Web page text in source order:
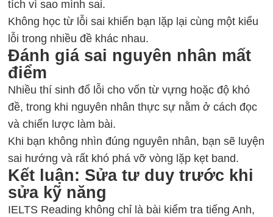
tích vì sao mình sai.
Không học từ lỗi sai khiến bạn lặp lại cùng một kiểu
lỗi trong nhiều đề khác nhau.
Đánh giá sai nguyên nhân mất
điểm
Nhiều thí sinh đổ lỗi cho vốn từ vựng hoặc độ khó
đề, trong khi nguyên nhân thực sự nằm ở cách đọc
và chiến lược làm bài.
Khi bạn không nhìn đúng nguyên nhân, bạn sẽ luyện
sai hướng và rất khó phá vỡ vòng lặp kẹt band.
Kết luận: Sửa tư duy trước khi
sửa kỹ năng
IELTS Reading không chỉ là bài kiểm tra tiếng Anh,